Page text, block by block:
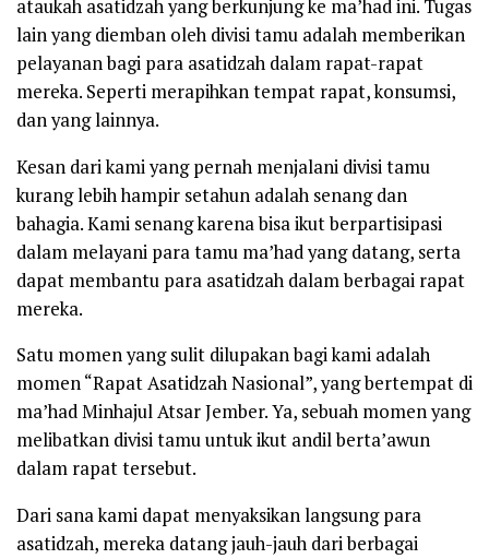
ataukah asatidzah yang berkunjung ke ma’had ini. Tugas
lain yang diemban oleh divisi tamu adalah memberikan
pelayanan bagi para asatidzah dalam rapat-rapat
mereka. Seperti merapihkan tempat rapat, konsumsi,
dan yang lainnya.
Kesan dari kami yang pernah menjalani divisi tamu
kurang lebih hampir setahun adalah senang dan
bahagia. Kami senang karena bisa ikut berpartisipasi
dalam melayani para tamu ma’had yang datang, serta
dapat membantu para asatidzah dalam berbagai rapat
mereka.
Satu momen yang sulit dilupakan bagi kami adalah
momen “Rapat Asatidzah Nasional”, yang bertempat di
ma’had Minhajul Atsar Jember. Ya, sebuah momen yang
melibatkan divisi tamu untuk ikut andil berta’awun
dalam rapat tersebut.
Dari sana kami dapat menyaksikan langsung para
asatidzah, mereka datang jauh-jauh dari berbagai